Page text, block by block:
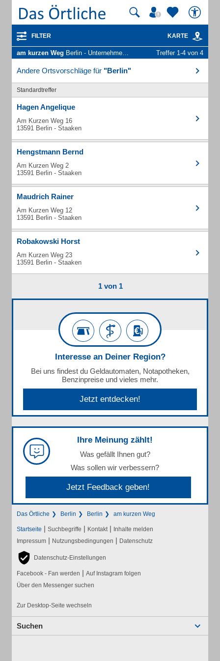
FILTER KARTE
am kurzen Weg Berlin - Unternehmen und Personen Treffer 1-4 von 4
Andere Ortsvorschläge für "Berlin"
Standardtreffer
Hagen Angelique
Am Kurzen Weg 16
13591 Berlin - Staaken
Hengstmann Bernd
Am Kurzen Weg 2
13591 Berlin - Staaken
Maudrich Rainer
Am Kurzen Weg 12
13591 Berlin - Staaken
Robakowski Horst
Am Kurzen Weg 23
13591 Berlin - Staaken
1 von 1
Interesse an Deiner Region?
Bei uns findest du Geldautomaten, Notapotheken,
Benzinpreise und vieles mehr.
Jetzt entdecken!
Ihre Meinung zählt!
Was gefällt Ihnen gut?
Was sollen wir verbessern?
Jetzt Feedback geben!
Das Örtliche Berlin Berlin am kurzen Weg
Startseite | Suchbegriffe | Kontakt | Inhalte melden
Impressum | Nutzungsbedingungen | Datenschutz
Datenschutz-Einstellungen
Facebook - Fan werden | Auf Instagram folgen
Über den Messenger suchen
Zur Desktop-Seite wechseln
Suchen